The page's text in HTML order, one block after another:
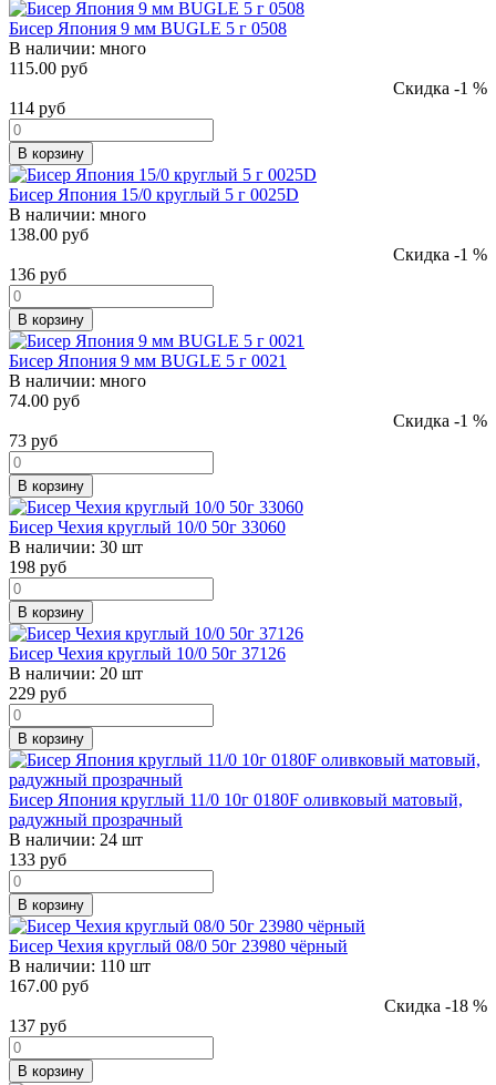
Бисер Япония 9 мм BUGLE 5 г 0508
В наличии: много
115.00 руб
Скидка -1 %
114 руб
В корзину
Бисер Япония 15/0 круглый 5 г 0025D
В наличии: много
138.00 руб
Скидка -1 %
136 руб
В корзину
Бисер Япония 9 мм BUGLE 5 г 0021
В наличии: много
74.00 руб
Скидка -1 %
73 руб
В корзину
Бисер Чехия круглый 10/0 50г 33060
В наличии: 30 шт
198 руб
В корзину
Бисер Чехия круглый 10/0 50г 37126
В наличии: 20 шт
229 руб
В корзину
Бисер Япония круглый 11/0 10г 0180F оливковый матовый,
радужный прозрачный
В наличии: 24 шт
133 руб
В корзину
Бисер Чехия круглый 08/0 50г 23980 чёрный
В наличии: 110 шт
167.00 руб
Скидка -18 %
137 руб
В корзину